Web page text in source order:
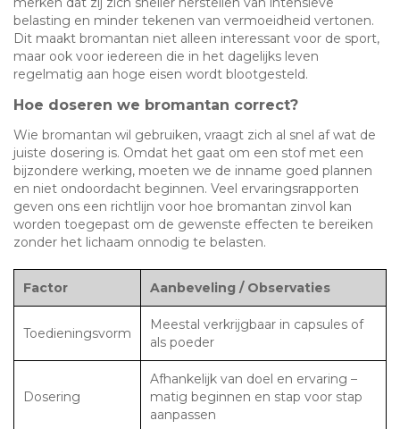
belasting en minder tekenen van vermoeidheid vertonen.
Dit maakt bromantan niet alleen interessant voor de sport,
maar ook voor iedereen die in het dagelijks leven
regelmatig aan hoge eisen wordt blootgesteld.
Hoe doseren we bromantan correct?
Wie bromantan wil gebruiken, vraagt zich al snel af wat de
juiste dosering is. Omdat het gaat om een stof met een
bijzondere werking, moeten we de inname goed plannen
en niet ondoordacht beginnen. Veel ervaringsrapporten
geven ons een richtlijn voor hoe bromantan zinvol kan
worden toegepast om de gewenste effecten te bereiken
zonder het lichaam onnodig te belasten.
Factor Aanbeveling / Observaties
Toedieningsvorm
Meestal verkrijgbaar in capsules of
als poeder
Dosering
Afhankelijk van doel en ervaring –
matig beginnen en stap voor stap
aanpassen